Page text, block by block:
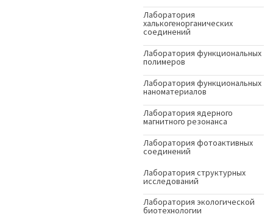
Лаборатория
халькогенорганических
соединений
Лаборатория функциональных
полимеров
Лаборатория функциональных
наноматериалов
Лаборатория ядерного
магнитного резонанса
Лаборатория фотоактивных
соединений
Лаборатория структурных
исследований
Лаборатория экологической
биотехнологии